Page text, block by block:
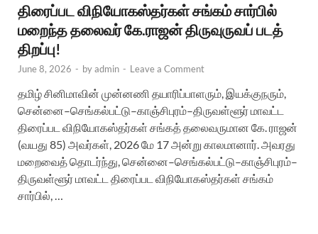
திரைப்பட விநியோகஸ்தர்கள் சங்கம் சார்பில்
மறைந்த தலைவர் கே.ராஜன் திருவுருவப் படத்
திறப்பு!
June 8, 2026 - byadmin - Leave a Comment
தமிழ் சினிமாவின் முன்னணி தயாரிப்பாளரும், இயக்குநரும்,
சென்னை–செங்கல்பட்டு–காஞ்சிபுரம்–திருவள்ளூர் மாவட்ட
திரைப்பட விநியோகஸ்தர்கள் சங்கத் தலைவருமான கே. ராஜன்
(வயது 85) அவர்கள், 2026 மே 17 அன்று காலமானார். அவரது
மறைவைத் தொடர்ந்து, சென்னை–செங்கல்பட்டு–காஞ்சிபுரம்–
திருவள்ளூர் மாவட்ட திரைப்பட விநியோகஸ்தர்கள் சங்கம்
சார்பில், …